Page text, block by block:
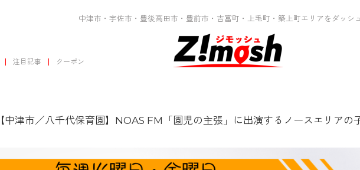
中津市・宇佐市・豊後高田市・豊前市・吉富町・上毛町・築上町エリアをダッシ
注目記事 クーポン
【中津市／八千代保育園】NOAS FM「園児の主張」に出演するノースエリアの